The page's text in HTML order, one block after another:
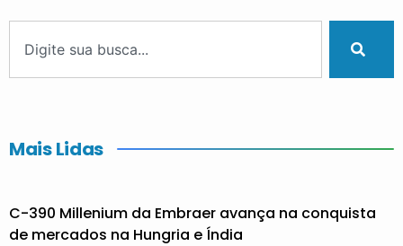
Mais Lidas
C-390 Millenium da Embraer avança na conquista
de mercados na Hungria e Índia